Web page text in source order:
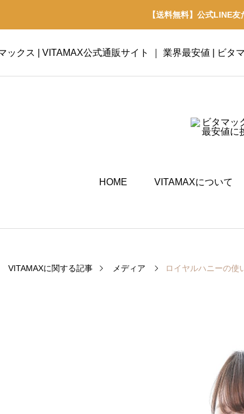
【送料無料】公式LINE
ックス | VITAMAX公式通販サイト ｜ 業界最安値 | ビタ
HOME VITAMAXについて
VITAMAXに関する記事 メディア ロイヤルハニーの使